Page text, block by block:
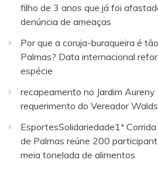
filho de 3 anos que já foi
denúncia de ameaças
Por que a coruja-buraqueira é
Palmas? Data internacional
espécie
recapeamento no Jardim Aureny
requerimento do Vereador
EsportesSolidariedade1ª
de Palmas reúne 200
meia tonelada de alimentos